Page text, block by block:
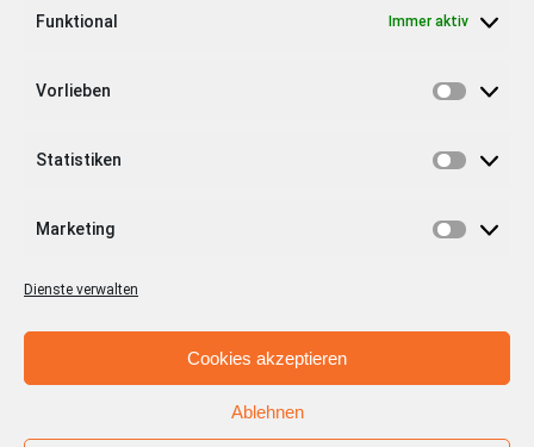
Funktional Immer aktiv
Vorlieben
Statistiken
Marketing
Dienste verwalten
Cookies akzeptieren
Ablehnen
Tibarg 21 | 22459 Hamburg
info@tibarg.de
Follow us on
© Copyright 2012 - 2026 | Stadt + Handel City- und
Standortmanagement BID GmbH / Aufgabenträger